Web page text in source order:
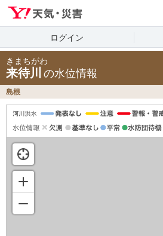
ログイン
きまちがわ
来待川 の水位情報
島根